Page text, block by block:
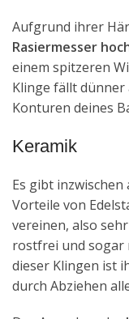
Aufgrund ihrer
Rasiermesser
einem spitzeren
Klinge fällt dünner
Konturen deines
Keramik
Es gibt inzwischen
Vorteile von
vereinen, also
rostfrei und sogar
dieser Klingen ist
durch Abziehen